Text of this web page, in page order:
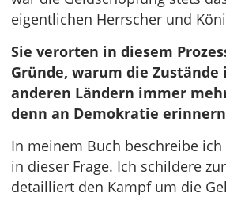
eigentlichen Herrscher und
Sie verorten in diesem
Gründe, warum die
anderen Ländern immer
denn an Demokratie
In meinem Buch beschreibe
in dieser Frage. Ich schildere
detailliert den Kampf um die